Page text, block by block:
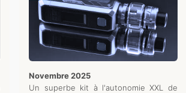
novembre 2025
Un superbe kit à l'autonomie XXL de